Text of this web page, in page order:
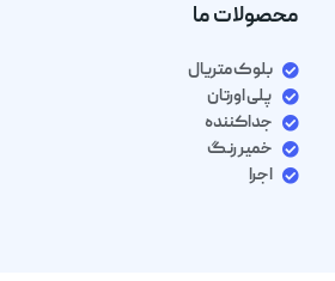
محصولات ما
بلوک متریال
پلی اورتان
جداکننده
خمیر رنگ
اجرا